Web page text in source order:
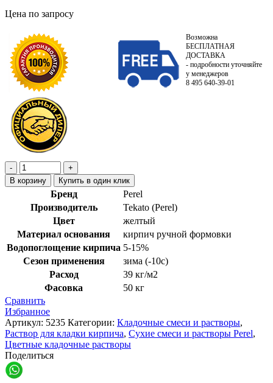
Цена по запросу
Возможна
БЕСПЛАТНАЯ
ДОСТАВКА
- подробности уточняйте
у менеджеров
8 495 640-39-01
В корзину Купить в один клик
Бренд
Perel
Производитель
Tekato (Perel)
Цвет
желтый
Материал основания
кирпич ручной формовки
Водопоглощение кирпича 5-15%
Сезон применения
зима (-10с)
Расход
39 кг/м2
Фасовка
50 кг
Сравнить
Избранное
Артикул: 5235 Категории: Кладочные смеси и растворы,
Раствор для кладки кирпича, Сухие смеси и растворы Perel,
Цветные кладочные растворы
Поделиться